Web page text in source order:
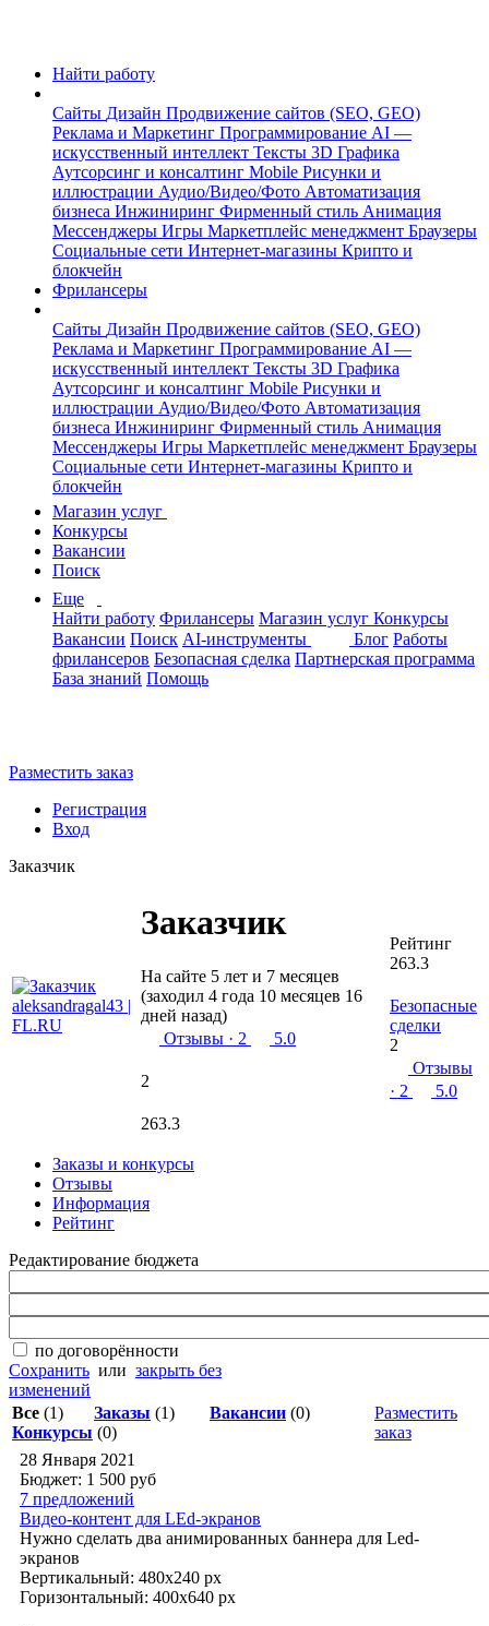
Найти работу
Сайты Дизайн Продвижение сайтов (SEO, GEO)
Реклама и Маркетинг Программирование AI —
искусственный интеллект Тексты 3D Графика
Аутсорсинг и консалтинг Mobile Рисунки и
иллюстрации Аудио/Видео/Фото Автоматизация
бизнеса Инжиниринг Фирменный стиль Анимация
Мессенджеры Игры Маркетплейс менеджмент Браузеры
Социальные сети Интернет-магазины Крипто и
блокчейн
Фрилансеры
Сайты Дизайн Продвижение сайтов (SEO, GEO)
Реклама и Маркетинг Программирование AI —
искусственный интеллект Тексты 3D Графика
Аутсорсинг и консалтинг Mobile Рисунки и
иллюстрации Аудио/Видео/Фото Автоматизация
бизнеса Инжиниринг Фирменный стиль Анимация
Мессенджеры Игры Маркетплейс менеджмент Браузеры
Социальные сети Интернет-магазины Крипто и
блокчейн
Магазин услуг
Конкурсы
Вакансии
Поиск
Еще
Найти работу Фрилансеры Магазин услуг Конкурсы
Вакансии Поиск AI-инструменты Блог Работы
фрилансеров Безопасная сделка Партнерская программа
База знаний Помощь
Разместить заказ
Регистрация
Вход
Заказчик
Заказчик
На сайте 5 лет и 7 месяцев
(заходил 4 года 10 месяцев 16
дней назад)
Отзывы · 2 5.0
2
263.3
Рейтинг
263.3
Безопасные
сделки
2
Отзывы
· 2
5.0
Заказы и конкурсы
Отзывы
Информация
Рейтинг
Редактирование бюджета
по договорённости
Сохранить или закрыть без
изменений
Все (1) Заказы (1) Вакансии (0)
Конкурсы (0)
Разместить
заказ
28 Января 2021
Бюджет: 1 500 руб
7 предложений
Видео-контент для LEd-экранов
Нужно сделать два анимированных баннера для Led-
экранов
Вертикальный: 480х240 px
Горизонтальный: 400x640 px